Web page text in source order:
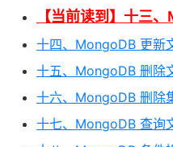
【当前读到】十三
十四、MongoDB 更新
十五、MongoDB 删除
十六、MongoDB 删除
十七、MongoDB 查询